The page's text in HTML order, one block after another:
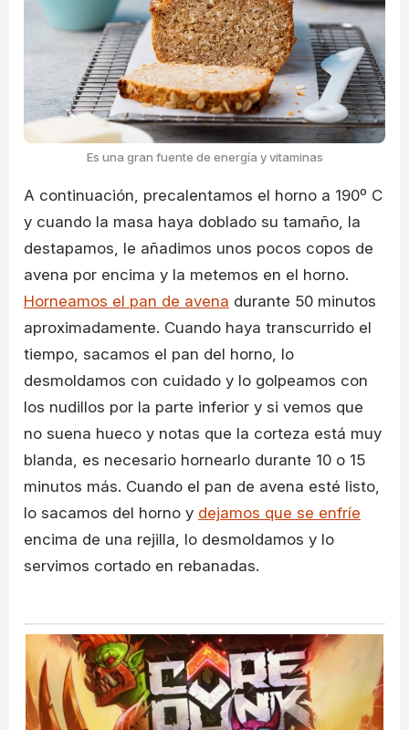
Es una gran fuente de energía y vitaminas
A continuación, precalentamos el horno a 190º C
y cuando la masa haya doblado su tamaño, la
destapamos, le añadimos unos pocos copos de
avena por encima y la metemos en el horno.
Horneamos el pan de avena durante 50 minutos
aproximadamente. Cuando haya transcurrido el
tiempo, sacamos el pan del horno, lo
desmoldamos con cuidado y lo golpeamos con
los nudillos por la parte inferior y si vemos que
no suena hueco y notas que la corteza está muy
blanda, es necesario hornearlo durante 10 o 15
minutos más. Cuando el pan de avena esté listo,
lo sacamos del horno y dejamos que se enfríe
encima de una rejilla, lo desmoldamos y lo
servimos cortado en rebanadas.